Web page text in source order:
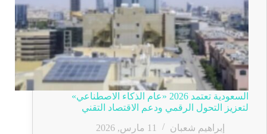
السعودية تعتمد 2026 «عام الذكاء الاصطناعي»
لتعزيز التحول الرقمي ودعم الاقتصاد التقني
إبراهيم شعبان
11 مارس, 2026